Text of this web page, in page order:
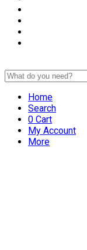
Home
Search
0 Cart
My Account
More